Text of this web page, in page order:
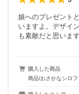
娘へのプレゼント
いますよ。デザイ
も素敵だと思います
購入した商品
商品/おさかなシロ